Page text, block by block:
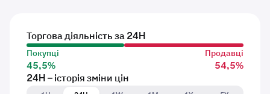
Торгова діяльність за 24H
Покупці
45,5%
Продавці
54,5%
24H – історія зміни цін